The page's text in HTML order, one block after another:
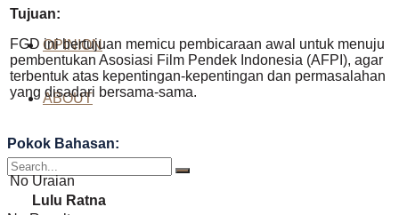
OPINION
ABOUT
Tujuan:
FGD ini bertujuan memicu pembicaraan awal untuk menuju
pembentukan Asosiasi Film Pendek Indonesia (AFPI), agar
terbentuk atas kepentingan-kepentingan dan permasalahan
yang disadari bersama-sama.
Pokok Bahasan:
No Uraian
Lulu Ratna